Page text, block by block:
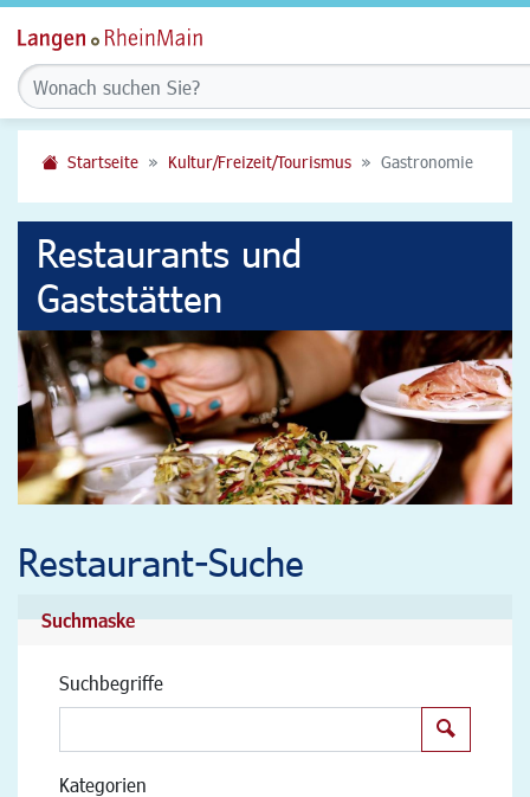
Startseite Kultur/Freizeit/Tourismus Gastronomie
Restaurants und
Gaststätten
Restaurant-Suche
Suchmaske
Suchbegriffe
Kategorien